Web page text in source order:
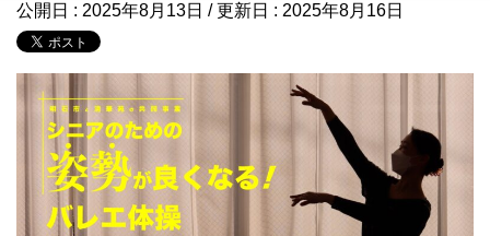
公開日 : 2025年8月13日 / 更新日 : 2025年8月16日